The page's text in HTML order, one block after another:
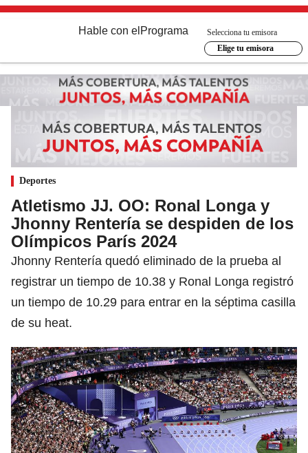
Hable con el Programa
Selecciona tu emisora
Elige tu emisora
Deportes
Atletismo JJ. OO: Ronal Longa y
Jhonny Rentería se despiden de los
Olímpicos París 2024
Jhonny Rentería quedó eliminado de la prueba al
registrar un tiempo de 10.38 y Ronal Longa registró
un tiempo de 10.29 para entrar en la séptima casilla
de su heat.